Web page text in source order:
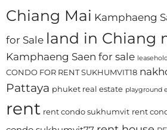
Chiang Mai Kamphaeng
for Sale land in Chiang
Kamphaeng Saen for sale
CONDO FOR RENT SUKHUMVIT18
Pattaya phuket real estate playground
rent rent condo sukhumvit rent